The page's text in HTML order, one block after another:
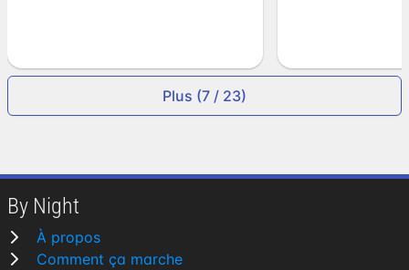
Plus (7 / 23)
By Night
À propos
Comment ça marche